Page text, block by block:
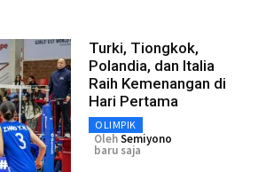
Turki, Tiongkok,
Polandia, dan Italia
Raih Kemenangan di
Hari Pertama
OLIMPIK
OlehSemiyono
baru saja